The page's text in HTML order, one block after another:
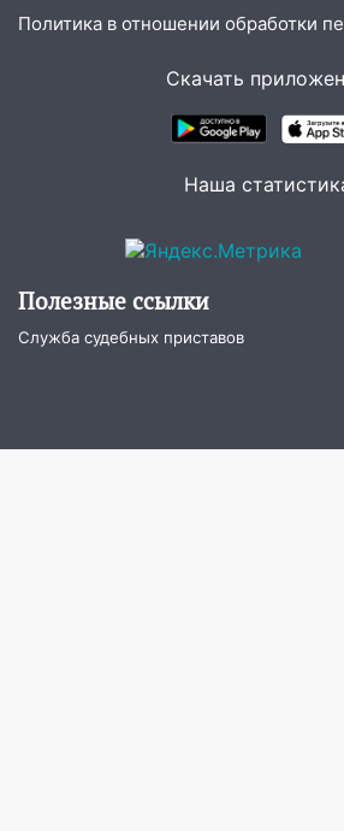
12:17
Ульяновск накрыл
Прокуратура взяла
шестилетнего ребёнка на
мужчину, пропавшего ещё
области 8–9 августа
Политика в отношении обработки
Скачать
Наша
Полезные ссылки
Служба судебных приставов